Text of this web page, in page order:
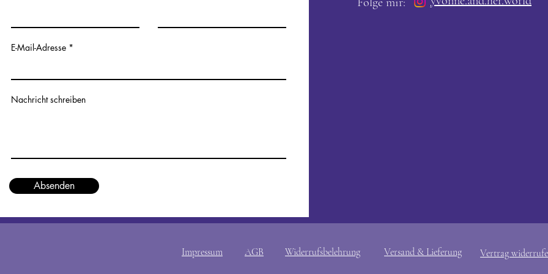
E-Mail-Adresse
Nachricht schreiben
Absenden
Impressum Widerrufsbelehrung
AGB Versand & Lieferung Vertrag